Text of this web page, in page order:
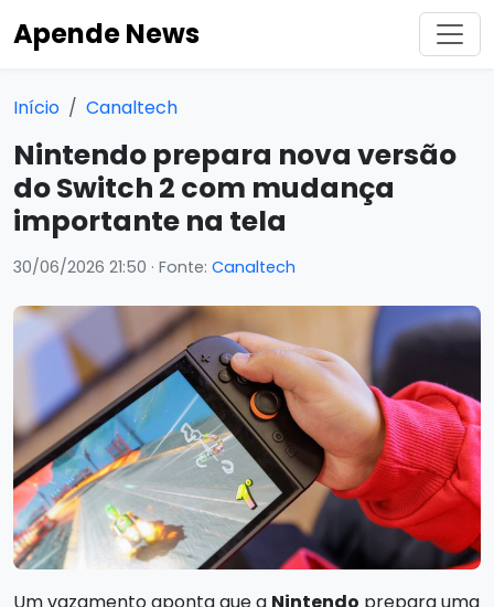
Apende News
Início Canaltech
Nintendo prepara nova versão
do Switch 2 com mudança
importante na tela
30/06/2026 21:50 · Fonte: Canaltech
Um vazamento aponta que a Nintendo prepara uma